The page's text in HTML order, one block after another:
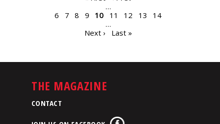
…
6
7 8 9 10 11 12 13
14
…
Next ›
Last »
THE MAGAZINE
CONTACT